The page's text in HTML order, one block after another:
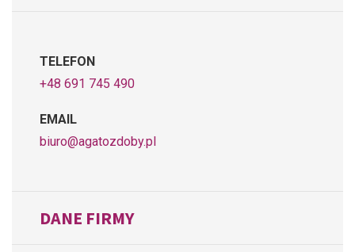
TELEFON
+48 691 745 490
EMAIL
biuro@agatozdoby.pl
DANE FIRMY